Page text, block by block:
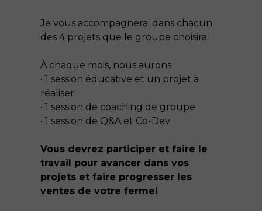
Je vous accompagnerai dans chacun
des 4 projets que le groupe choisira.
À chaque mois, nous aurons
• 1 session éducative et un projet à
réaliser
• 1 session de coaching de groupe
• 1 session de Q&A et Co-Dev
Vous devrez participer et faire le
travail pour avancer dans vos
projets et faire progresser les
ventes de votre ferme!